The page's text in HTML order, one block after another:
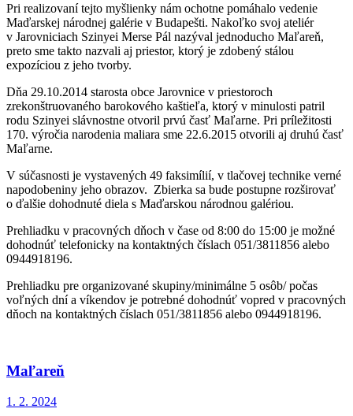
Pri realizovaní tejto myšlienky nám ochotne pomáhalo vedenie
Maďarskej národnej galérie v Budapešti. Nakoľko svoj ateliér
v Jarovniciach Szinyei Merse Pál nazýval jednoducho Maľareň,
preto sme takto nazvali aj priestor, ktorý je zdobený stálou
expozíciou z jeho tvorby.
Dňa 29.10.2014 starosta obce Jarovnice v priestoroch
zrekonštruovaného barokového kaštieľa, ktorý v minulosti patril
rodu Szinyei slávnostne otvoril prvú časť Maľarne. Pri príležitosti
170. výročia narodenia maliara sme 22.6.2015 otvorili aj druhú časť
Maľarne.
V súčasnosti je vystavených 49 faksimílií, v tlačovej technike verné
napodobeniny jeho obrazov. Zbierka sa bude postupne rozširovať
o ďalšie dohodnuté diela s Maďarskou národnou galériou.
Prehliadku v pracovných dňoch v čase od 8:00 do 15:00 je možné
dohodnúť telefonicky na kontaktných číslach 051/3811856 alebo
0944918196.
Prehliadku pre organizované skupiny/minimálne 5 osôb/ počas
voľných dní a víkendov je potrebné dohodnúť vopred v pracovných
dňoch na kontaktných číslach 051/3811856 alebo 0944918196.
Maľareň
1. 2. 2024